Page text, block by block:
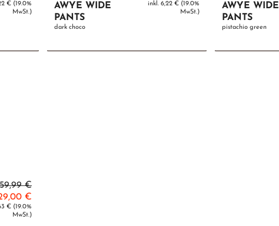
€ (19.0%
MwSt.)
AWYE WIDE
PANTS
dark choco
inkl. 6,22 € (19.0%
MwSt.)
AWYE WIDE
PANTS
pistachio green
59,99 €
€
€ (19.0%
MwSt.)